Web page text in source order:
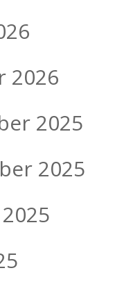
2026
2025
2025